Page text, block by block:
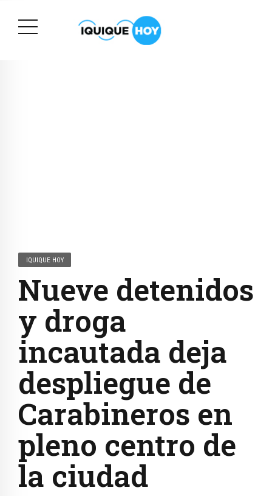
IQUIQUE HOY
Nueve detenidos
y droga
incautada deja
despliegue de
Carabineros en
pleno centro de
la ciudad